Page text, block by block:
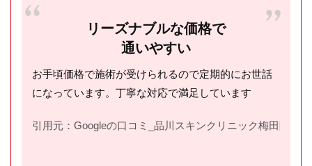
リーズナブルな価格で
通いやすい
お手頃価格で施術が受けられるので定期的にお世話
になっています。丁寧な対応で満足しています
引用元：Googleの口コミ_品川スキンクリニック梅田院(